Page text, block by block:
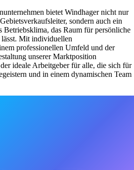
bietet Windhager nicht nur
sondern auch ein
Betriebsklima, das Raum für persönliche
Mit individuellen
professionellen Umfeld und der
unserer Marktposition
ideale Arbeitgeber für alle, die sich für
und in einem dynamischen Team